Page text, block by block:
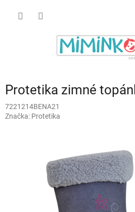
Protetika zimné
7221214BENA21
Značka: Protetika